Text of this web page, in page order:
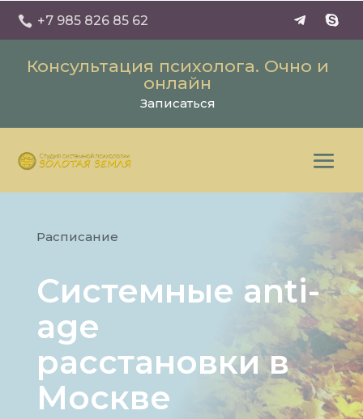
 +7 985 826 85 62
Консультация психолога. Очно и
онлайн
Записаться
Расписание
Системные anti-
age
расстановки в
Москве